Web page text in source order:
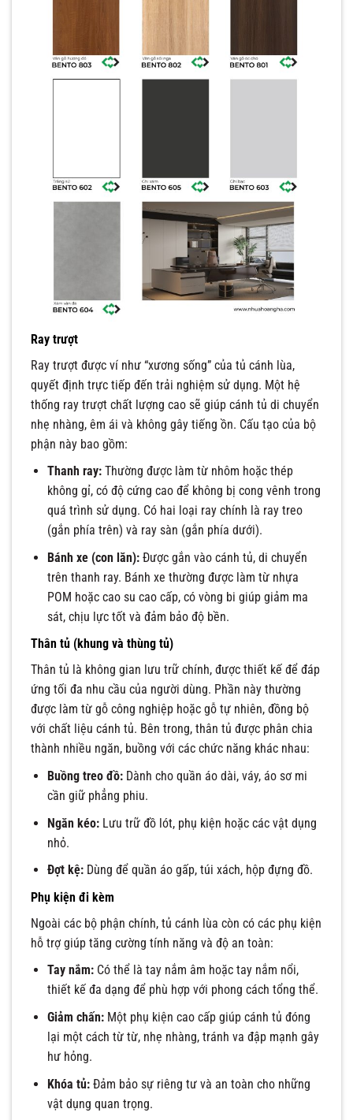
Ray trượt
Ray trượt được ví như “xương sống” của tủ cánh lùa,
quyết định trực tiếp đến trải nghiệm sử dụng. Một hệ
thống ray trượt chất lượng cao sẽ giúp cánh tủ di chuyển
nhẹ nhàng, êm ái và không gây tiếng ồn. Cấu tạo của bộ
phận này bao gồm:
Thanh ray:Thường được làm từ nhôm hoặc thép
không gỉ, có độ cứng cao để không bị cong vênh trong
quá trình sử dụng. Có hai loại ray chính là ray treo
(gắn phía trên) và ray sàn (gắn phía dưới).
Bánh xe (con lăn):Được gắn vào cánh tủ, di chuyển
trên thanh ray. Bánh xe thường được làm từ nhựa
POM hoặc cao su cao cấp, có vòng bi giúp giảm ma
sát, chịu lực tốt và đảm bảo độ bền.
Thân tủ (khung và thùng tủ)
Thân tủ là không gian lưu trữ chính, được thiết kế để đáp
ứng tối đa nhu cầu của người dùng. Phần này thường
được làm từ gỗ công nghiệp hoặc gỗ tự nhiên, đồng bộ
với chất liệu cánh tủ. Bên trong, thân tủ được phân chia
thành nhiều ngăn, buồng với các chức năng khác nhau:
Buồng treo đồ:Dành cho quần áo dài, váy, áo sơ mi
cần giữ phẳng phiu.
Ngăn kéo:Lưu trữ đồ lót, phụ kiện hoặc các vật dụng
nhỏ.
Đợt kệ:Dùng để quần áo gấp, túi xách, hộp đựng đồ.
Phụ kiện đi kèm
Ngoài các bộ phận chính, tủ cánh lùa còn có các phụ kiện
hỗ trợ giúp tăng cường tính năng và độ an toàn:
Tay nắm:Có thể là tay nắm âm hoặc tay nắm nổi,
thiết kế đa dạng để phù hợp với phong cách tổng thể.
Giảm chấn:Một phụ kiện cao cấp giúp cánh tủ đóng
lại một cách từ từ, nhẹ nhàng, tránh va đập mạnh gây
hư hỏng.
Khóa tủ:Đảm bảo sự riêng tư và an toàn cho những
vật dụng quan trọng.